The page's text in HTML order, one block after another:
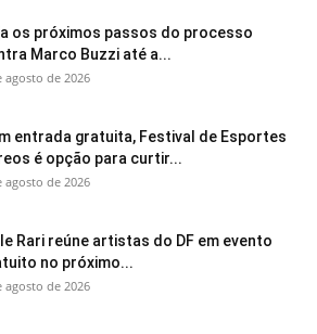
os próximos passos do processo
Marco Buzzi até a...
agosto de 2026
entrada gratuita, Festival de Esportes
é opção para curtir...
agosto de 2026
Rari reúne artistas do DF em evento
no próximo...
agosto de 2026